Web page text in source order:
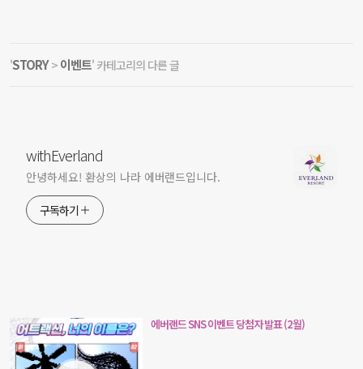
'STORY> 이벤트' 카테고리의 다른 글
withEverland
안녕하세요! 환상의 나라 에버랜드입니다.
구독하기
에버랜드 SNS 이벤트 당첨자 발표 (2월)